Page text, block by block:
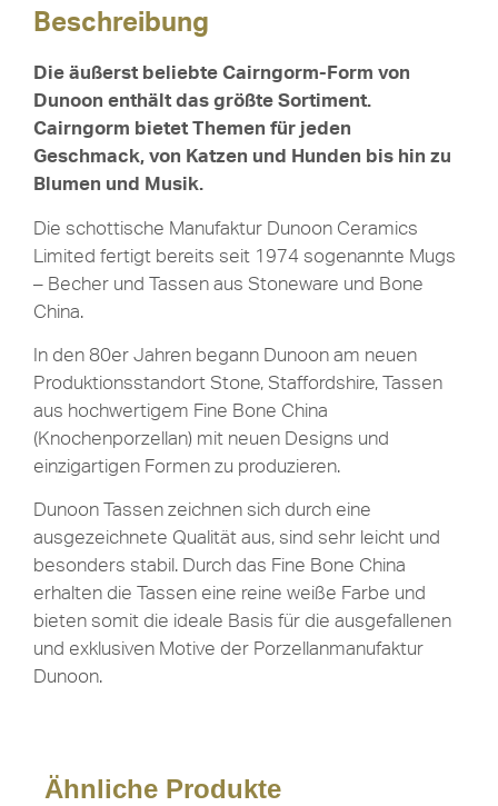
Beschreibung
Die äußerst beliebte Cairngorm-Form von
Dunoon enthält das größte Sortiment.
Cairngorm bietet Themen für jeden
Geschmack, von Katzen und Hunden bis hin zu
Blumen und Musik.
Die schottische Manufaktur Dunoon Ceramics
Limited fertigt bereits seit 1974 sogenannte Mugs
– Becher und Tassen aus Stoneware und Bone
China.
In den 80er Jahren begann Dunoon am neuen
Produktionsstandort Stone, Staffordshire, Tassen
aus hochwertigem Fine Bone China
(Knochenporzellan) mit neuen Designs und
einzigartigen Formen zu produzieren.
Dunoon Tassen zeichnen sich durch eine
ausgezeichnete Qualität aus, sind sehr leicht und
besonders stabil. Durch das Fine Bone China
erhalten die Tassen eine reine weiße Farbe und
bieten somit die ideale Basis für die ausgefallenen
und exklusiven Motive der Porzellanmanufaktur
Dunoon.
Ähnliche Produkte